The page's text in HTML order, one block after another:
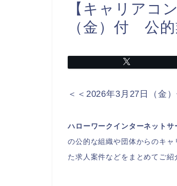
【キャリアコ
（金）付 公
＜＜2026年3月27日（金）
ハローワークインターネット
の公的な組織や団体からのキ
た求人案件などをまとめてご紹